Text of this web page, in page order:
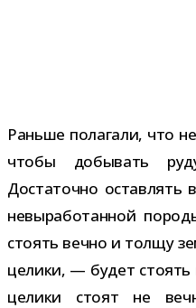
Раньше пола­гали, что
чтобы добы­вать
Достаточно остав­лять
невы­ра­бо­тан­ной
сто­ять вечно и толщу
целики, — будет сто­ять
целики стоят не